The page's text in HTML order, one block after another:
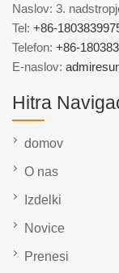
Naslov: 3.
Tel: +86-
Telefon: +86-
E-naslov:
Hitra
domov
O nas
Izdelki
Novice
Prenesi